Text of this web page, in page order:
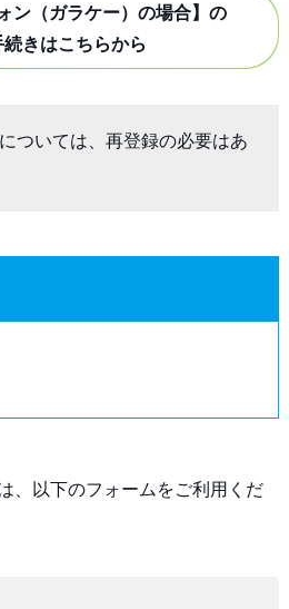
ン（ガラケー）の場合】の
きはこちらから
ついては、再登録の必要はあ
、以下のフォームをご利用くだ